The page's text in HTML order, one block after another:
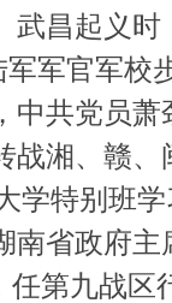
武昌起义
军官军校
中共党员
战湘、赣
学特别班
南省政府
任第九战区